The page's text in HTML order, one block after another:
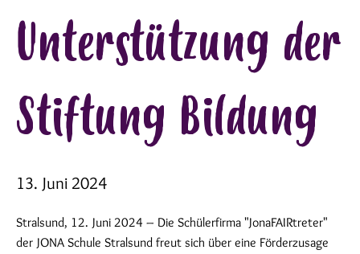
Unterstützung der
Stiftung Bildung
13. Juni 2024
Stralsund, 12. Juni 2024 – Die Schülerfirma "JonaFAIRtreter"
der JONA Schule Stralsund freut sich über eine Förderzusage